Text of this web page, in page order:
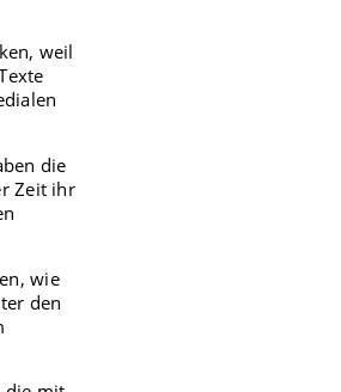
weil
die
Zeit ihr
wie
den